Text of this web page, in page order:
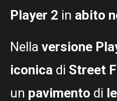
Player 2 in abito
Nella versione
iconica di Street
un pavimento di